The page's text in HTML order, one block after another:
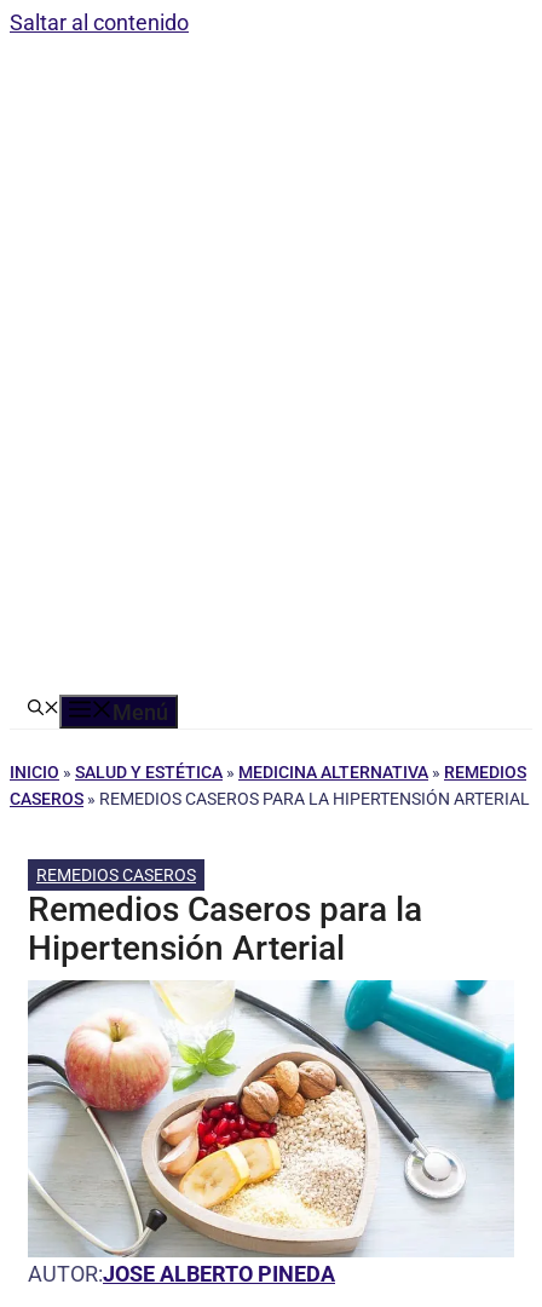
Saltar al contenido
Menú
INICIO » SALUD Y ESTÉTICA » MEDICINA ALTERNATIVA » REMEDIOS
CASEROS » REMEDIOS CASEROS PARA LA HIPERTENSIÓN ARTERIAL
REMEDIOS CASEROS
Remedios Caseros para la
Hipertensión Arterial
AUTOR:JOSE ALBERTO PINEDA